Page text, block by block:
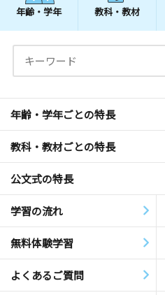
年齢・学年 教科・教材
年齢・学年ごとの特長
教科・教材ごとの特長
公文式の特長
学習の流れ
無料体験学習
よくあるご質問